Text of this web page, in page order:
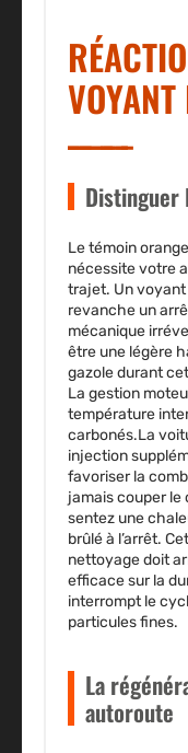
VOYANT
Distinguer
Le témoin
nécessite votre
trajet. Un
revanche un
mécanique
être une légère
gazole durant
La gestion
température
carbonés.La
injection
favoriser la
jamais couper
sentez une
brûlé à l’arrêt.
nettoyage doit
efficace sur la
interrompt le
particules fines.
La
autoroute